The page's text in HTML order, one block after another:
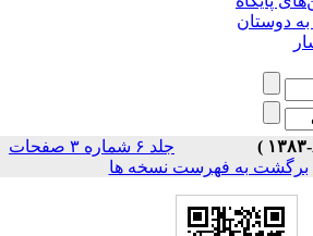
دوستان
جلد ۶ شماره ۳ صفحات
به فهرست نسخه ها